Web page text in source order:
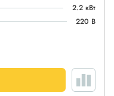
2.2 кВт
220 В